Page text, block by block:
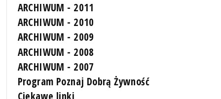
ARCHIWUM - 2011
ARCHIWUM - 2010
ARCHIWUM - 2009
ARCHIWUM - 2008
ARCHIWUM - 2007
Program Poznaj Dobrą Żywność
Ciekawe linki